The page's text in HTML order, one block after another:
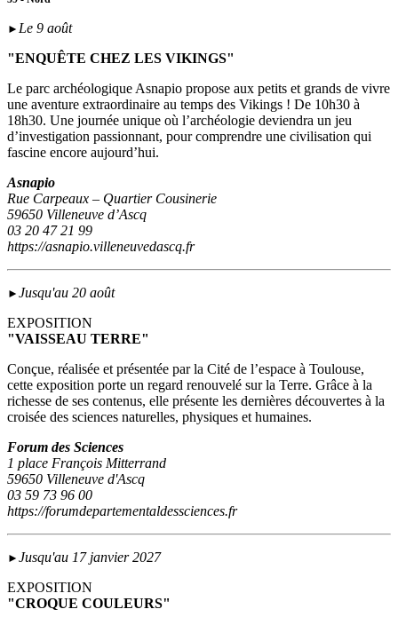
► Le 9 août
"ENQUÊTE CHEZ LES VIKINGS"
Le parc archéologique Asnapio propose aux petits et grands de vivre
une aventure extraordinaire au temps des Vikings ! De 10h30 à
18h30. Une journée unique où l’archéologie deviendra un jeu
d’investigation passionnant, pour comprendre une civilisation qui
fascine encore aujourd’hui.
Asnapio
Rue Carpeaux – Quartier Cousinerie
59650 Villeneuve d’Ascq
03 20 47 21 99
https://asnapio.villeneuvedascq.fr
► Jusqu'au 20 août
EXPOSITION
"VAISSEAU TERRE"
Conçue, réalisée et présentée par la Cité de l’espace à Toulouse,
cette exposition porte un regard renouvelé sur la Terre. Grâce à la
richesse de ses contenus, elle présente les dernières découvertes à la
croisée des sciences naturelles, physiques et humaines.
Forum des Sciences
1 place François Mitterrand
59650 Villeneuve d'Ascq
03 59 73 96 00
https://forumdepartementaldessciences.fr
► Jusqu'au 17 janvier 2027
EXPOSITION
"CROQUE COULEURS"